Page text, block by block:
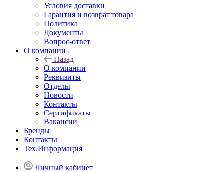
Условия доставки
Гарантия и возврат товара
Политика
Документы
Вопрос-ответ
О компании
Назад
О компании
Реквизиты
Отделы
Новости
Контакты
Сертификаты
Вакансии
Бренды
Контакты
Тех.Информация
Личный кабинет